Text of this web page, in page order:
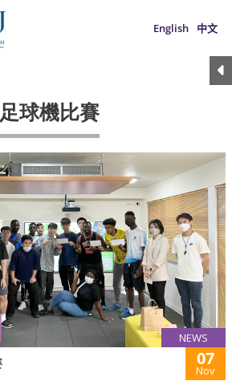
English 中文
球機比賽
NEWS
07
Nov